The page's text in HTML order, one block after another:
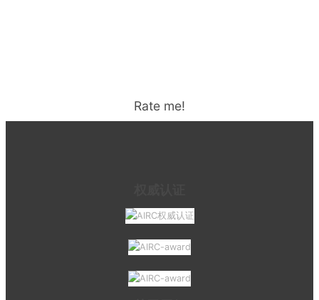
Rate me!